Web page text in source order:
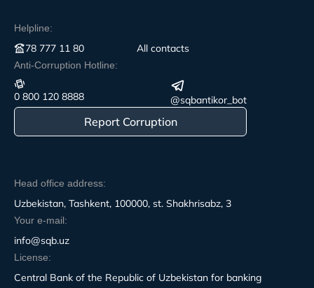
Head office address:
Uzbekistan, Tashkent, 100000, st. Shakhrisabz, 3
Your e-mail:
info@sqb.uz
License:
Central Bank of the Republic of Uzbekistan for banking
Helpline:
78 777 11 80 All contacts
Anti-Corruption Hotline:
0 800 120 8888 @sqbantikor_bot
Report Corruption